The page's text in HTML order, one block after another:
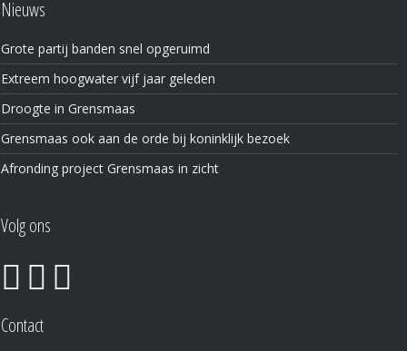
Nieuws
Grote partij banden snel opgeruimd
Extreem hoogwater vijf jaar geleden
Droogte in Grensmaas
Grensmaas ook aan de orde bij koninklijk bezoek
Afronding project Grensmaas in zicht
Volg ons
Contact